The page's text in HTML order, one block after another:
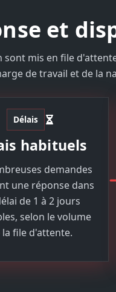
et
mis en file
de travail et de la
Délais
habituels
demandes
une réponse dans
de 1 à 2 jours
selon le volume
la file d'attente.